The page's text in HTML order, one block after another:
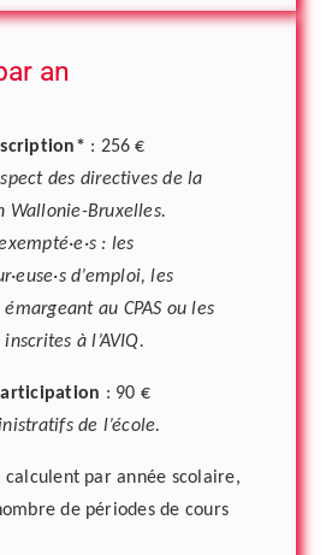
an
: 256 €
des directives de la
Wallonie-Bruxelles.
: les
d’emploi, les
au CPAS ou les
à l’AVIQ.
: 90 €
de l’école.
calculent par année scolaire,
de périodes de cours